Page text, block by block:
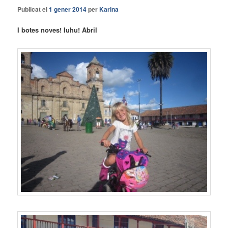
Publicat el1 gener 2014perKarina
I botes noves! Iuhu! Abril